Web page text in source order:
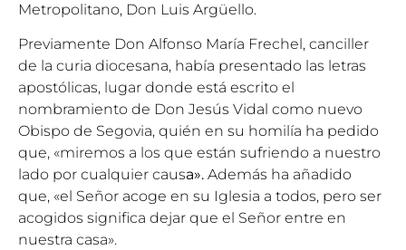
Metropolitano, Don Luis Argüello.
Previamente Don Alfonso María Frechel, canciller
de la curia diocesana, había presentado las letras
apostólicas, lugar donde está escrito el
nombramiento de Don Jesús Vidal como nuevo
Obispo de Segovia, quién en su homilía ha pedido
que, «miremos a los que están sufriendo a nuestro
lado por cualquier causa». Además ha añadido
que, «el Señor acoge en su Iglesia a todos, pero ser
acogidos significa dejar que el Señor entre en
nuestra casa».